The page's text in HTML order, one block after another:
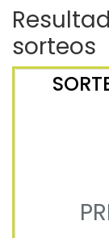
sorteos